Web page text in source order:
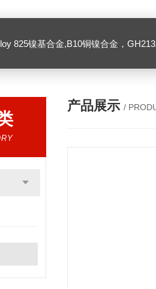
825镍基合金,B10铜镍合金，GH2132高温合金，C276
产品展示 /